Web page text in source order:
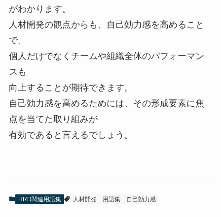
がわかります。
人材開発の観点からも、自己効力感を高めること
で、
個人だけでなくチームや組織全体のパフォーマン
スも
向上することが期待できます。
自己効力感を高めるためには、その形成要素に焦
点を当てた取り組みが
有効であると言えるでしょう。
HRD関連用語集 人材開発 用語集 自己効力感